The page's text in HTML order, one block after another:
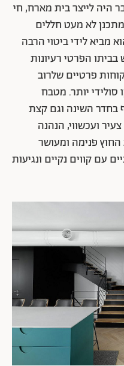
היה לייצר בית מארח, חי
לא מעט חללים
מביא לידי ביטוי הרבה
בביתו הפרטי רעיונות
פרטיים שלרוב
יותר. מטבח
השינה וגם קצת
ועכשווי, הנהנה
פנימה ומעושר
עם קווים נקיים ונגיעות